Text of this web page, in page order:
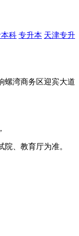
科 专升本 天津专升
螺湾商务区迎宾大道
、教育厅为准。